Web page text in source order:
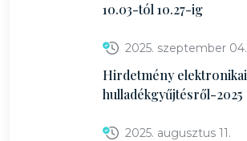
10.03-tól 10.27-ig
2025. szeptember 04.
Hirdetmény elektronikai
hulladékgyűjtésről-2025
2025. augusztus 11.